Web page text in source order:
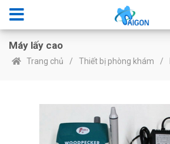
Máy lấy cao
Trang chủ Thiết bị phòng khám